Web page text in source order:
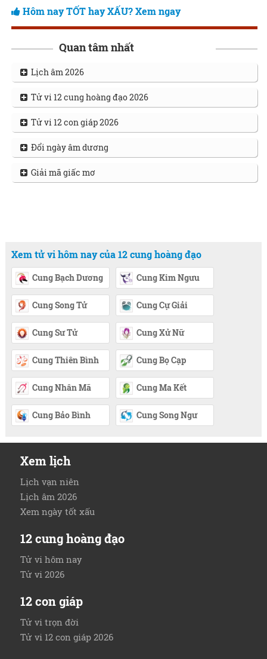
Hôm nay TỐT hay XẤU? Xem ngay
Quan tâm nhất
Lịch âm 2026
Tử vi 12 cung hoàng đạo 2026
Tử vi 12 con giáp 2026
Đổi ngày âm dương
Giải mã giấc mơ
Xem tử vi hôm nay của 12 cung hoàng đạo
Cung Bạch Dương Cung Kim Ngưu
Cung Song Tử Cung Cự Giải
Cung Sư Tử Cung Xử Nữ
Cung Thiên Bình Cung Bọ Cạp
Cung Nhân Mã Cung Ma Kết
Cung Bảo Bình Cung Song Ngư
Xem lịch
Lịch vạn niên
Lịch âm 2026
Xem ngày tốt xấu
12 cung hoàng đạo
Tử vi hôm nay
Tử vi 2026
12 con giáp
Tử vi trọn đời
Tử vi 12 con giáp 2026